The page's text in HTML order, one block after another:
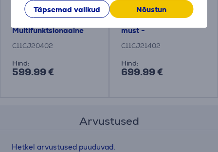
Täpsemad valikud Nõustun
Epson EcoTank L8160,
WiFi, LAN, valge -
Multifunktsionaalne
värvi-
C11CJ20402
Hind:
599.99 €
Epson EcoTank L8180,
A3+, WiFi, LAN, SD,
must -
Multifunktsionaalne
C11CJ21402
Hind:
699.99 €
Arvustused
Hetkel arvustused puuduvad.